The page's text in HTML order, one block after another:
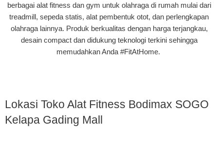
berbagai alat fitness dan gym untuk olahraga di rumah mulai dari
treadmill, sepeda statis, alat pembentuk otot, dan perlengkapan
olahraga lainnya. Produk berkualitas dengan harga terjangkau,
desain compact dan didukung teknologi terkini sehingga
memudahkan Anda #FitAtHome.
Lokasi Toko Alat Fitness Bodimax SOGO
Kelapa Gading Mall